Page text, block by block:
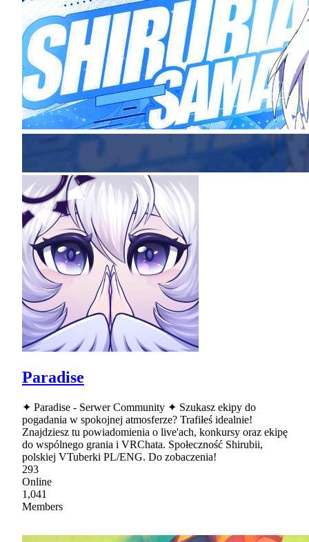
Paradise
✦ Paradise - Serwer Community ✦ Szukasz ekipy do
pogadania w spokojnej atmosferze? Trafiłeś idealnie!
Znajdziesz tu powiadomienia o live'ach, konkursy oraz ekipę
do wspólnego grania i VRChata. Społeczność Shirubii,
polskiej VTuberki PL/ENG. Do zobaczenia!
293
Online
1,041
Members